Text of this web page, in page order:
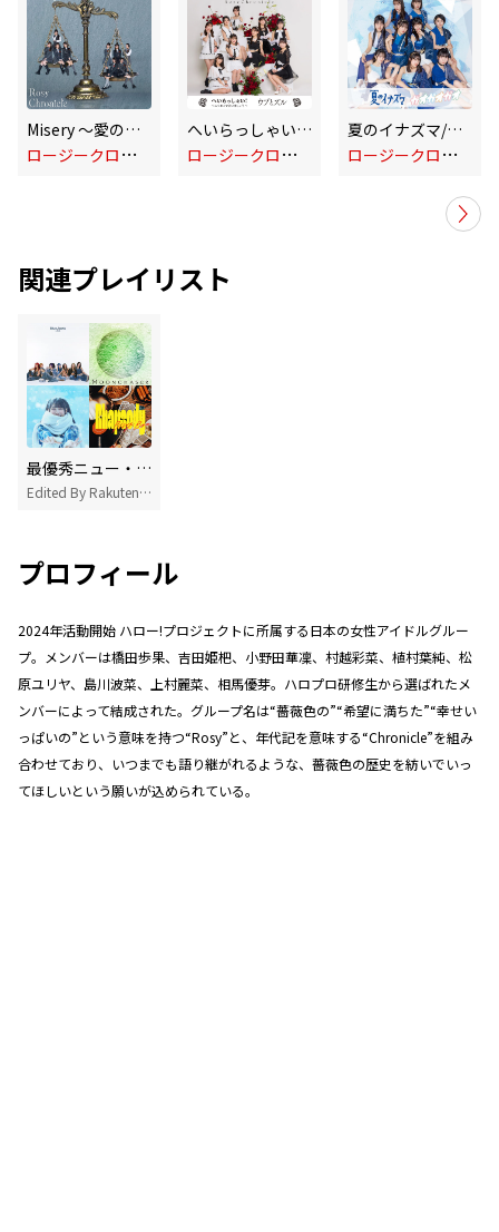
Misery ～愛の天秤～/なんとかなるでしょ(Special Edition)
ロ
ージークロニクル
へいらっしゃい!～ニッポンで会いましょう～/ウブとズル(Special Edition)
ロ
ージークロニクル
夏のイナズマ/ガオガオガオ(Special Edition)
ロ
ージークロニクル
関連プレイリスト
最優秀ニュー・アーティスト賞:MAJ2026 エントリー作品
Edited By Rakuten Music
プロフィール
2024年活動開始 ハロー!プロジェクトに所属する日本の女性アイドルグルー
プ。メンバーは橋田歩果、吉田姫杷、小野田華凜、村越彩菜、植村葉純、松
原ユリヤ、島川波菜、上村麗菜、相馬優芽。ハロプロ研修生から選ばれたメ
ンバーによって結成された。グループ名は“薔薇色の”“希望に満ちた”“幸せい
っぱいの”という意味を持つ“Rosy”と、年代記を意味する“Chronicle”を組み
合わせており、いつまでも語り継がれるような、薔薇色の歴史を紡いでいっ
てほしいという願いが込められている。